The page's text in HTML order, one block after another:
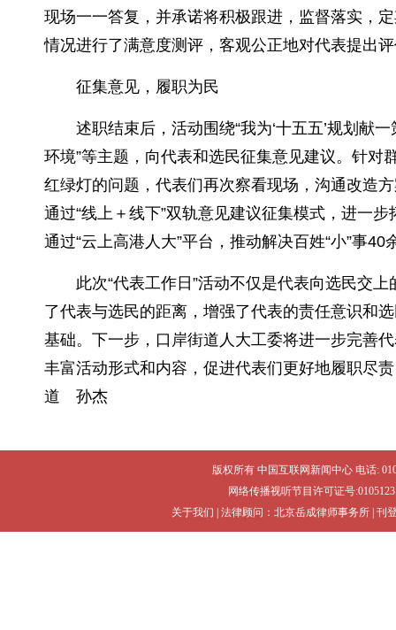
现场一一答复，并承诺将积极跟进，监督落实，
情况进行了满意度测评，客观公正地对代表提出
征集意见，履职为民
述职结束后，活动围绕“我为‘十五五’规划献
环境”等主题，向代表和选民征集意见建议。针
红绿灯的问题，代表们再次察看现场，沟通改造
通过“线上＋线下”双轨意见建议征集模式，进一
通过“云上高港人大”平台，推动解决百姓“小”事40
此次“代表工作日”活动不仅是代表向选民交
了代表与选民的距离，增强了代表的责任意识和
基础。下一步，口岸街道人大工委将进一步完善
丰富活动形式和内容，促进代表们更好地履职尽
道 孙杰